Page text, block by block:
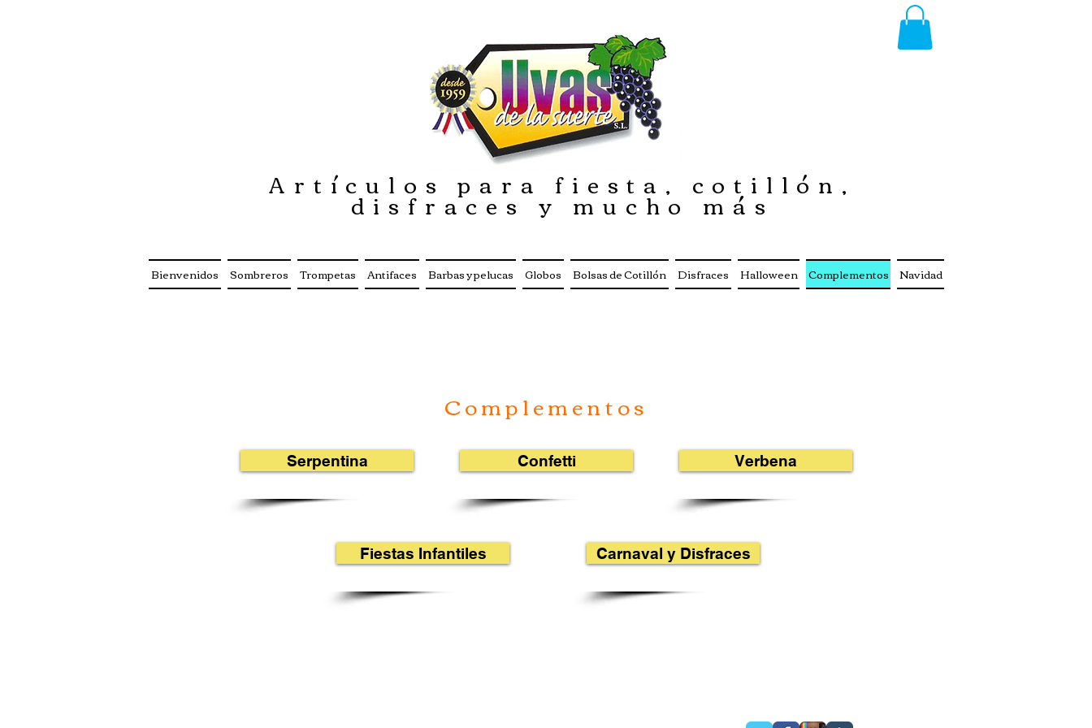
Complementos
Serpentina Confetti Verbena
Fiestas Infantiles Carnaval y Disfraces
Artículos para fiesta, cotillón,
disfraces y mucho más
Bienvenidos Sombreros Trompetas Antifaces Barbas y pelucas Globos Bolsas de Cotillón Disfraces Halloween Complementos Navidad